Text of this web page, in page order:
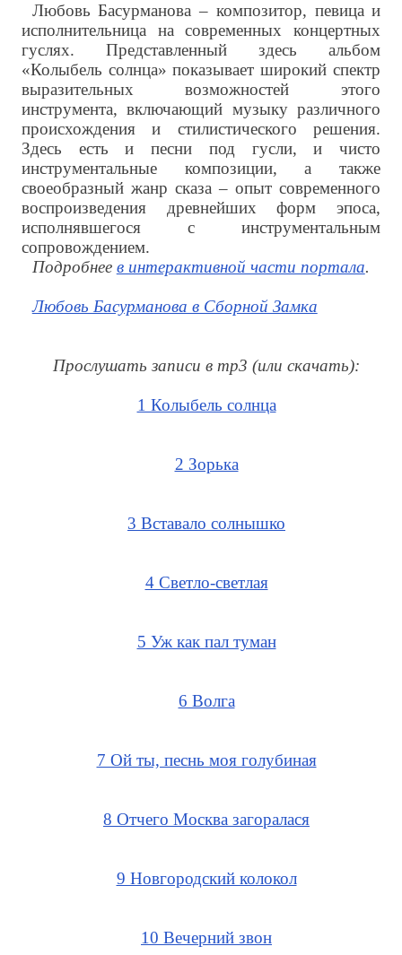
Любовь Басурманова – композитор, певица и
исполнительница на современных концертных
гуслях. Представленный здесь альбом
«Колыбель солнца» показывает широкий спектр
выразительных возможностей этого
инструмента, включающий музыку различного
происхождения и стилистического решения.
Здесь есть и песни под гусли, и чисто
инструментальные композиции, а также
своеобразный жанр сказа – опыт современного
воспроизведения древнейших форм эпоса,
исполнявшегося с инструментальным
сопровождением.
Подробнее в интерактивной части портала.
Любовь Басурманова в Сборной Замка
Прослушать записи в mp3 (или скачать):
1 Колыбель солнца
2 Зорька
3 Вставало солнышко
4 Светло-светлая
5 Уж как пал туман
6 Волга
7 Ой ты, песнь моя голубиная
8 Отчего Москва загоралася
9 Новгородский колокол
10 Вечерний звон